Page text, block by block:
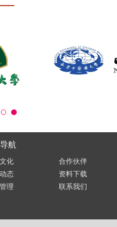
航
化
合作伙伴
态
资料下载
理 联系我们